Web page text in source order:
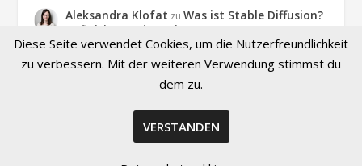
Aleksandra Klofat zuWas ist Stable Diffusion?
Definition und Praxis
November 9, 2022
Hallo, ja. es geht um dieses Projekt (optiizedSD=Projekt von
© 2026 Created by Aleksandra Klofat
Diese Seite verwendet Cookies, um die Nutzerfreundlichkeit
zu verbessern. Mit der weiteren Verwendung stimmst du
dem zu.
VERSTANDEN